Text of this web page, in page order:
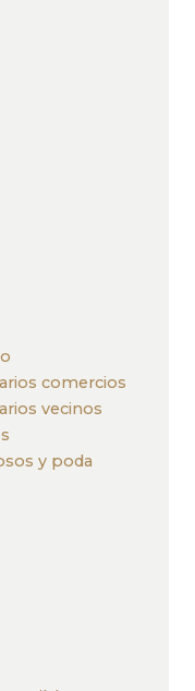
comercios
vecinos
y poda